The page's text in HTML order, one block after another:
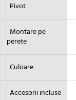
Pivot
Montare pe
perete
Culoare
Accesorii incluse